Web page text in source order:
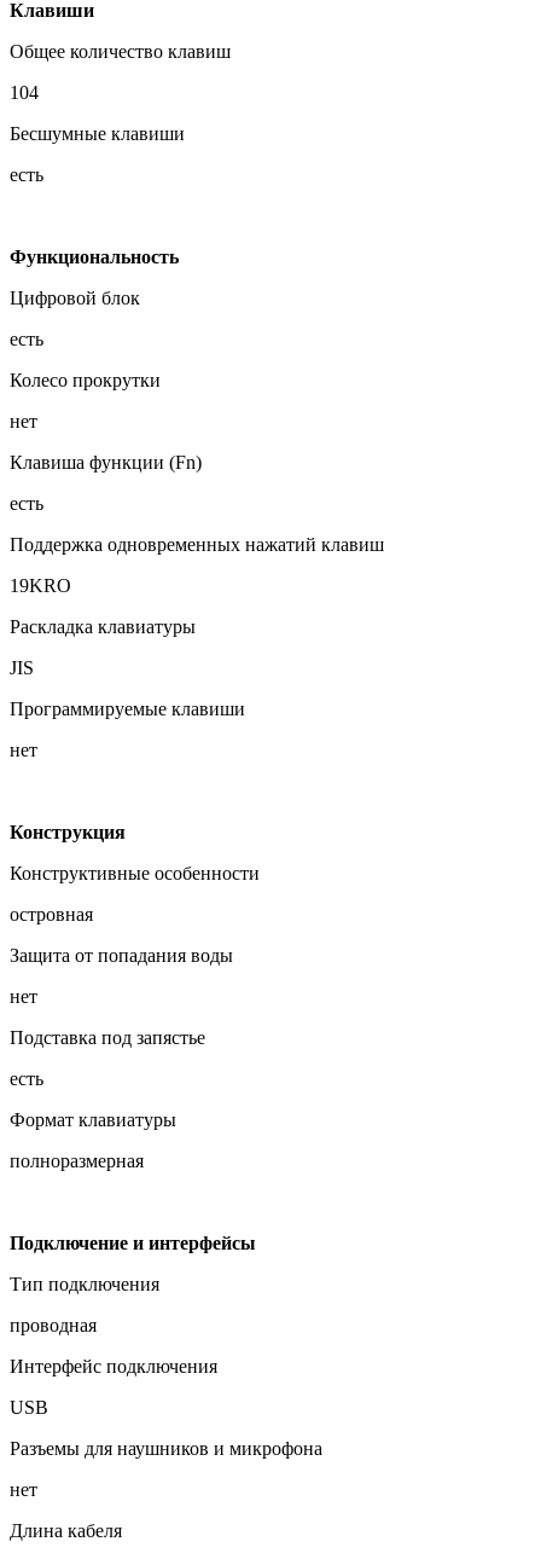
Клавиши
Общее количество клавиш
104
Бесшумные клавиши
есть
Функциональность
Цифровой блок
есть
Колесо прокрутки
нет
Клавиша функции (Fn)
есть
Поддержка одновременных нажатий клавиш
19KRO
Раскладка клавиатуры
JIS
Программируемые клавиши
нет
Конструкция
Конструктивные особенности
островная
Защита от попадания воды
нет
Подставка под запястье
есть
Формат клавиатуры
полноразмерная
Подключение и интерфейсы
Тип подключения
проводная
Интерфейс подключения
USB
Разъемы для наушников и микрофона
нет
Длина кабеля